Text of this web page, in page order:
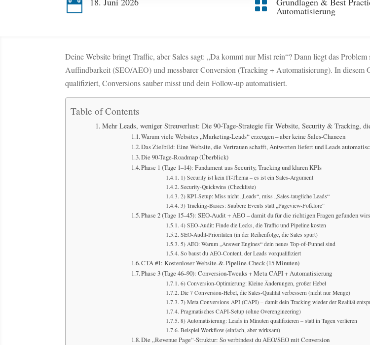
  Automatisierung
Deine Website bringt Traffic, aber Sales sagt: „Da kommt nur Mist rein“? Dann liegt das
Auffindbarkeit (SEO/AEO) und messbarer Conversion (Tracking + Automatisierung). In diesem
qualifiziert, Conversions sauber misst und dein Follow-up automatisiert.
Table of Contents
Mehr Leads, weniger Streuverlust: Die 90-Tage-Strategie für Website, Security & Tracking,
Warum viele Websites „Marketing-Leads“ erzeugen – aber keine Sales-Chancen
Das Zielbild: Eine Website, die Vertrauen schafft, Antworten liefert und Leads
Die 90-Tage-Roadmap (Überblick)
Phase 1 (Tage 1–14): Fundament aus Security, Tracking und klaren KPIs
1) Security ist kein IT-Thema – es ist ein Sales-Argument
Security-Quickwins (Checkliste)
2) KPI-Setup: Miss nicht „Leads“, miss „Sales-taugliche Leads“
3) Tracking-Basics: Saubere Events statt „Pageview-Folklore“
Phase 2 (Tage 15–45): SEO-Audit + AEO – damit du für die richtigen Fragen gefunden
4) SEO-Audit: Finde die Lecks, die Traffic und Pipeline kosten
SEO-Audit-Prioritäten (in der Reihenfolge, die Sales spürt)
5) AEO: Warum „Answer Engines“ dein neues Top-of-Funnel sind
So baust du AEO-Content, der Leads vorqualifiziert
CTA #1: Kostenloser Website-&-Pipeline-Check (15 Minuten)
Phase 3 (Tage 46–90): Conversion-Tweaks + Meta CAPI + Automatisierung
6) Conversion-Optimierung: Kleine Änderungen, großer Hebel
Die 7 Conversion-Hebel, die Sales-Qualität verbessern (nicht nur Menge)
7) Meta Conversions API (CAPI) – damit dein Tracking wieder der Realität
Pragmatisches CAPI-Setup (ohne Overengineering)
8) Automatisierung: Leads in Minuten qualifizieren – statt in Tagen verlieren
Beispiel-Workflow (einfach, aber wirksam)
Die „Revenue Page“-Struktur: So verbindest du AEO/SEO mit Conversion